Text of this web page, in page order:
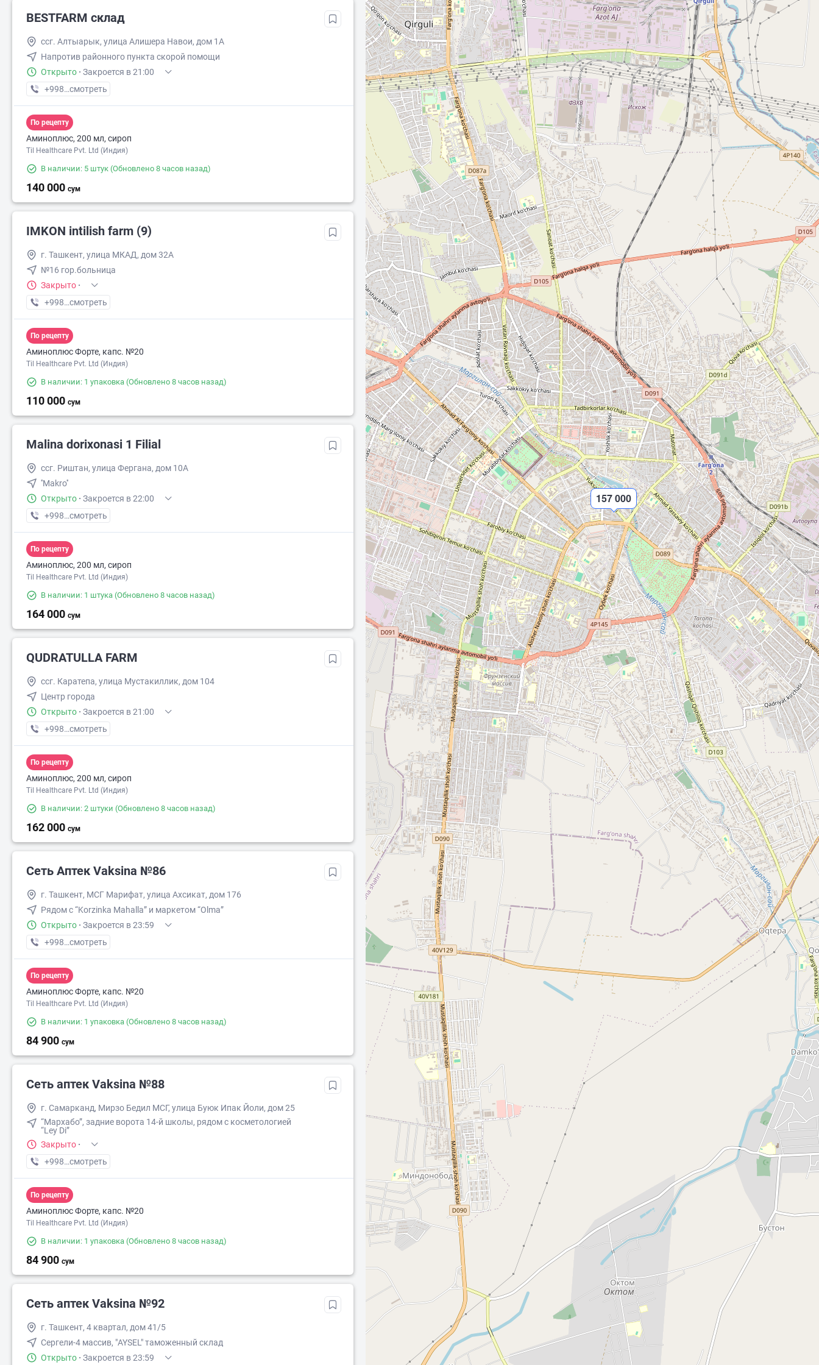
BESTFARM склад
ссг. Алтыарык, улица Алишера Навои, дом 1А
Напротив районного пункта скорой помощи
Открыто · Закроется в 21:00
+998 (91) XXX-XX-XX
смотреть
По рецепту
Аминоплюс, 200 мл, сироп
Til Healthcare Pvt. Ltd (Индия)
В наличии: 5 штук (Обновлено 8 часов назад)
140 000 сум
IMKON intilish farm (9)
г. Ташкент, улица МКАД, дом 32А
№16 гор.больница
Закрыто ·
+998 (93) XXX-XX-XX
смотреть
По рецепту
Аминоплюс Форте, капс. №20
Til Healthcare Pvt. Ltd (Индия)
В наличии: 1 упаковка (Обновлено 8 часов назад)
110 000 сум
Malina dorixonasi 1 Filial
ссг. Риштан, улица Фергана, дом 10А
''Makro''
Открыто · Закроется в 22:00
+998 (99) XXX-XX-XX
смотреть
По рецепту
Аминоплюс, 200 мл, сироп
Til Healthcare Pvt. Ltd (Индия)
В наличии: 1 штука (Обновлено 8 часов назад)
164 000 сум
QUDRATULLA FARM
ссг. Каpатепа, улица Мустакиллик, дом 104
Центр города
Открыто · Закроется в 21:00
+998 (94) XXX-XX-XX
смотреть
По рецепту
Аминоплюс, 200 мл, сироп
Til Healthcare Pvt. Ltd (Индия)
В наличии: 2 штуки (Обновлено 8 часов назад)
162 000 сум
Сеть Аптек Vaksina №86
г. Ташкент, МСГ Марифат, улица Ахсикат, дом 176
Рядом с “Korzinka Mahalla” и маркетом “Olma”
Открыто · Закроется в 23:59
+998 (77) XXX-XX-XX
смотреть
По рецепту
Аминоплюс Форте, капс. №20
Til Healthcare Pvt. Ltd (Индия)
В наличии: 1 упаковка (Обновлено 8 часов назад)
84 900 сум
Сеть аптек Vaksina №88
г. Самарканд, Мирзо Бедил МСГ, улица Буюк Ипак Йоли, дом 25
“Мархабо”, задние ворота 14-й школы, рядом с косметологией
“Ley Di”
Закрыто ·
+998 (77) XXX-XX-XX
смотреть
По рецепту
Аминоплюс Форте, капс. №20
Til Healthcare Pvt. Ltd (Индия)
В наличии: 1 упаковка (Обновлено 8 часов назад)
84 900 сум
Сеть аптек Vaksina №92
г. Ташкент, 4 квартал, дом 41/5
Сергели-4 массив, "AYSEL" таможенный склад
Открыто · Закроется в 23:59
157 000